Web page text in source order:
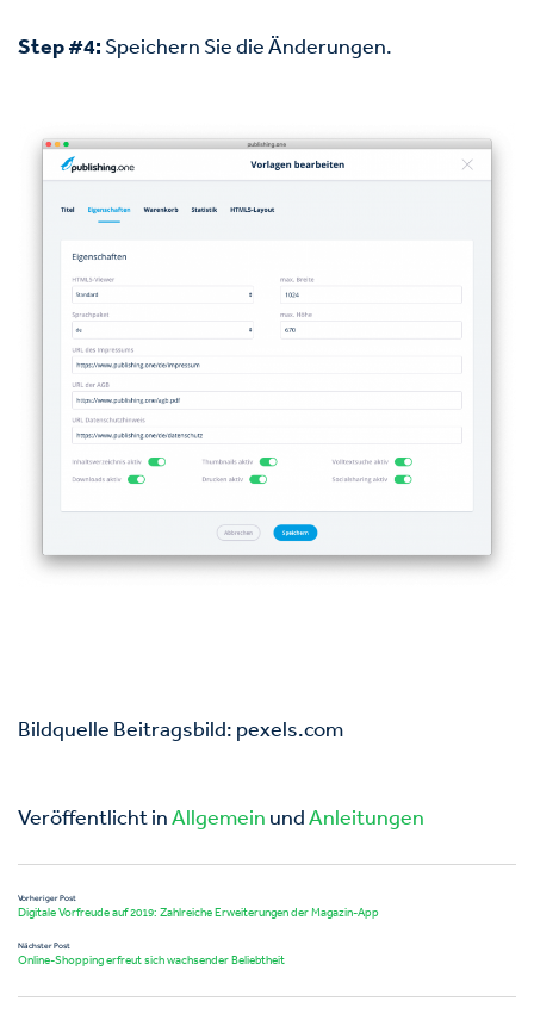
Step #4: Speichern Sie die Änderungen.
Bildquelle Beitragsbild: pexels.com
Veröffentlicht inAllgemein undAnleitungen
Vorheriger Post
Digitale Vorfreude auf 2019: Zahlreiche Erweiterungen der Magazin-App
Nächster Post
Online-Shopping erfreut sich wachsender Beliebtheit